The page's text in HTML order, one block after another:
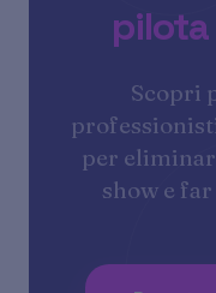
Scopri
per
show e